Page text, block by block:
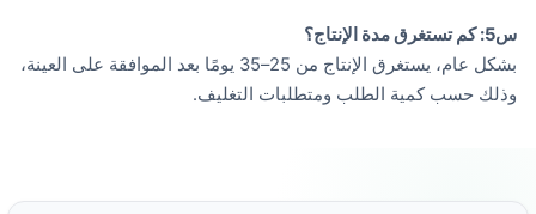
س5: كم تستغرق مدة الإنتاج؟
بشكل عام، يستغرق الإنتاج من 25–35 يومًا بعد الموافقة على العينة،
وذلك حسب كمية الطلب ومتطلبات التغليف.